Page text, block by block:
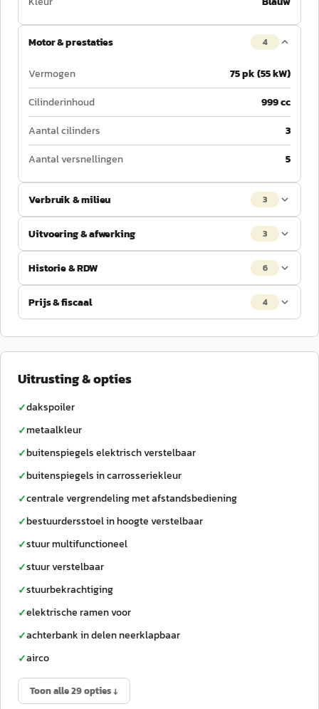
Motor & prestaties 4
Vermogen
75 pk (55 kW)
Cilinderinhoud
999 cc
Aantal cilinders
3
Aantal versnellingen
5
Verbruik & milieu 3
Uitvoering & afwerking 3
Historie & RDW 6
Prijs & fiscaal 4
Uitrusting & opties
✓dakspoiler
✓metaalkleur
✓buitenspiegels elektrisch verstelbaar
✓buitenspiegels in carrosseriekleur
✓centrale vergrendeling met afstandsbediening
✓bestuurdersstoel in hoogte verstelbaar
✓stuur multifunctioneel
✓stuur verstelbaar
✓stuurbekrachtiging
✓elektrische ramen voor
✓achterbank in delen neerklapbaar
✓airco
Toon alle 29 opties ↓